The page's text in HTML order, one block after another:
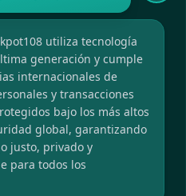
utiliza tecnología
generación y cumple
internacionales de
y transacciones
bajo los más altos
global, garantizando
justo, privado y
para todos los